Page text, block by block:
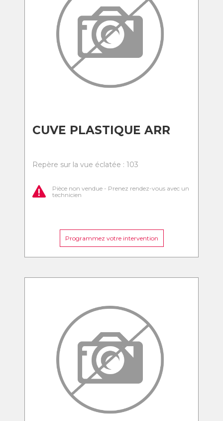
CUVE PLASTIQUE ARR
Repère sur la vue éclatée : 103
Pièce non vendue - Prenez rendez-vous avec un
technicien
Programmez votre intervention